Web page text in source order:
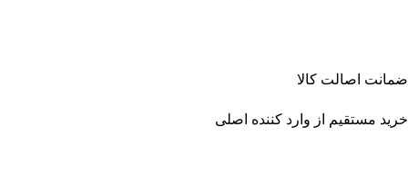
ضمانت اصالت کالا
خرید مستقیم از وارد کننده اصلی